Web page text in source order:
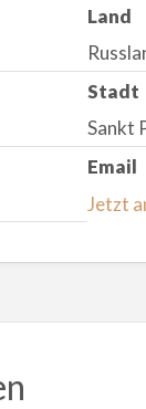
Land
Stadt
Sankt
Email
Jetzt